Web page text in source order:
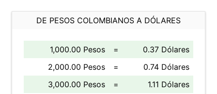
DE PESOS COLOMBIANOS A DÓLARES
1,000.00 Pesos =
0.37 Dólares
2,000.00 Pesos
=
0.74 Dólares
3,000.00 Pesos
=
1.11 Dólares